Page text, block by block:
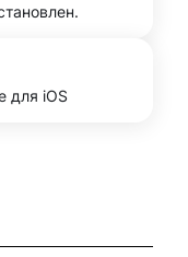
для iOS